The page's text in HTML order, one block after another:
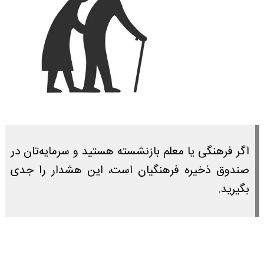
اگر فرهنگی یا معلم بازنشسته هستید و سرمایه‌تان در
صندوق ذخیره فرهنگیان است، این هشدار را جدی
بگیرید.